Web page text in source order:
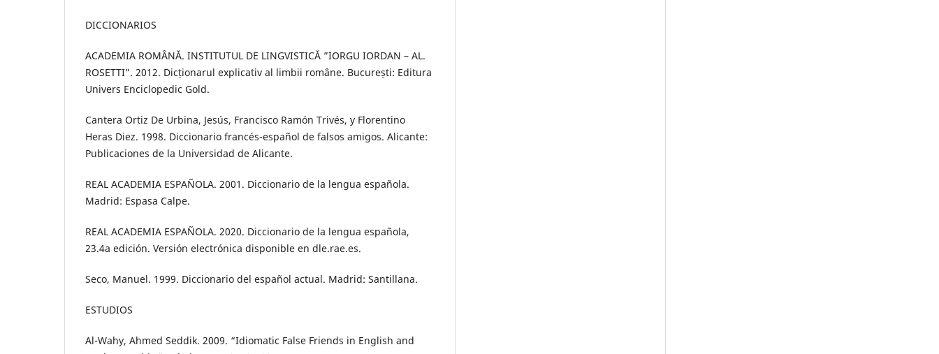
DICCIONARIOS
ACADEMIA ROMÂNĂ. INSTITUTUL DE LINGVISTICĂ ”IORGU IORDAN – AL.
ROSETTI”. 2012. Dicționarul explicativ al limbii române. București: Editura
Univers Enciclopedic Gold.
Cantera Ortiz De Urbina, Jesús, Francisco Ramón Trivés, y Florentino
Heras Diez. 1998. Diccionario francés-español de falsos amigos. Alicante:
Publicaciones de la Universidad de Alicante.
REAL ACADEMIA ESPAÑOLA. 2001. Diccionario de la lengua española.
Madrid: Espasa Calpe.
REAL ACADEMIA ESPAÑOLA. 2020. Diccionario de la lengua española,
23.4a edición. Versión electrónica disponible en dle.rae.es.
Seco, Manuel. 1999. Diccionario del español actual. Madrid: Santillana.
ESTUDIOS
Al-Wahy, Ahmed Seddik. 2009. “Idiomatic False Friends in English and